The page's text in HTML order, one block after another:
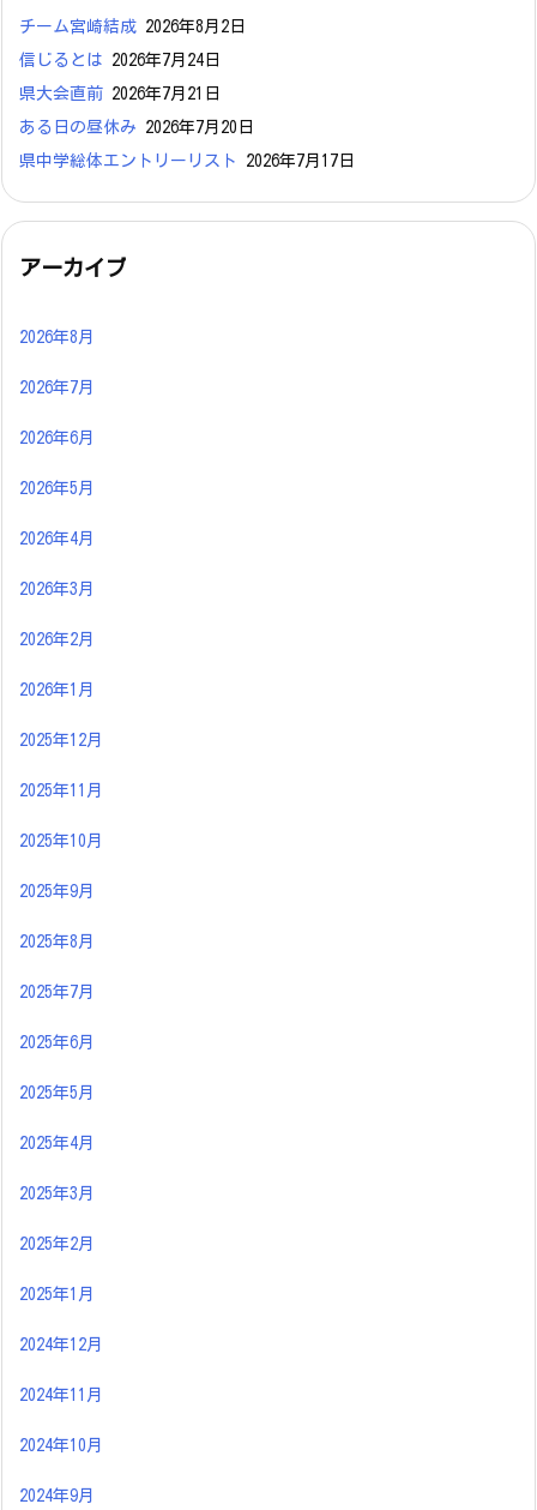
チーム宮崎結成 2026年8月2日
信じるとは
2026年7月24日
県大会直前 2026年7月21日
ある日の昼休み
2026年7月20日
県中学総体エントリーリスト
2026年7月17日
アーカイブ
2026年8月
2026年7月
2026年6月
2026年5月
2026年4月
2026年3月
2026年2月
2026年1月
2025年12月
2025年11月
2025年10月
2025年9月
2025年8月
2025年7月
2025年6月
2025年5月
2025年4月
2025年3月
2025年2月
2025年1月
2024年12月
2024年11月
2024年10月
2024年9月